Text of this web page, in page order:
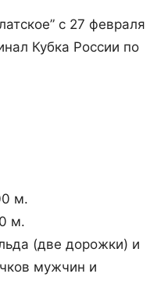
с 27 февраля
Кубка России по
м.
м.
(две дорожки) и
мужчин и